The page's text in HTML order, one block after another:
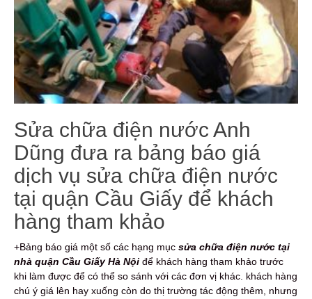
Sửa chữa điện nước Anh
Dũng đưa ra bảng báo giá
dịch vụ sửa chữa điện nước
tại quận Cầu Giấy để khách
hàng tham khảo
+Bảng báo giá một số các hạng mục sửa chữa điện nước tại
nhà quận Cầu Giấy Hà Nội để khách hàng tham khảo trước
khi làm được để có thể so sánh với các đơn vị khác. khách hàng
chú ý giá lên hay xuống còn do thị trường tác động thêm, nhưng